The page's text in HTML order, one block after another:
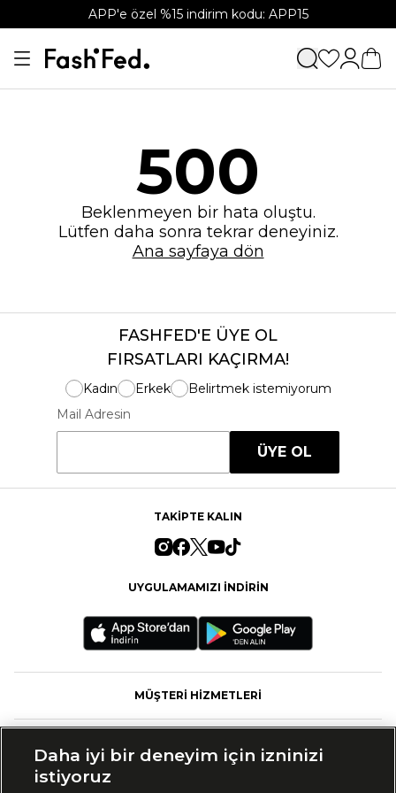
APP'e özel %15 indirim kodu: APP15
500
Beklenmeyen bir hata oluştu.
Lütfen daha sonra tekrar deneyiniz.
Ana sayfaya dön
FASHFED'E ÜYE OL
FIRSATLARI KAÇIRMA!
Kadın Erkek
Belirtmek istemiyorum
Mail Adresin
ÜYE OL
TAKİPTE KALIN
UYGULAMAMIZI İNDİRİN
MÜŞTERİ HİZMETLERİ
Daha iyi bir deneyim için izninizi
istiyoruz